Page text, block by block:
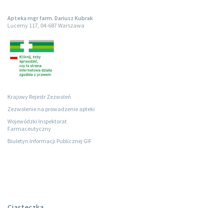
Apteka mgr farm. Dariusz Kubrak
Lucerny 117, 04-687 Warszawa
Krajowy Rejestr Zezwoleń
Zezwolenie na prowadzenie apteki
Wojewódzki Inspektorat
Farmaceutyczny
Biuletyn Informacji Publicznej GIF